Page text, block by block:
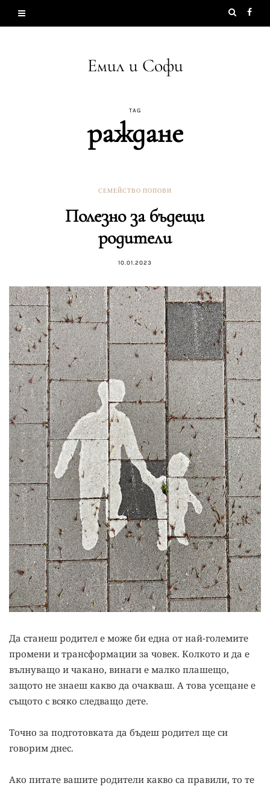
Емил и Софи
TAG
раждане
СЕМЕЙСТВО ПОПОВИ
Полезно за бъдещи
родители
10.01.2023
Да станеш родител е може би една от най-големите
промени и трансформации за човек. Колкото и да е
вълнуващо и чакано, винаги е малко плашещо,
защото не знаеш какво да очакваш. А това усещане е
същото с всяко следващо дете.
Точно за подготовката да бъдеш родител ще си
говорим днес.
Ако питате вашите родители какво са правили, то те